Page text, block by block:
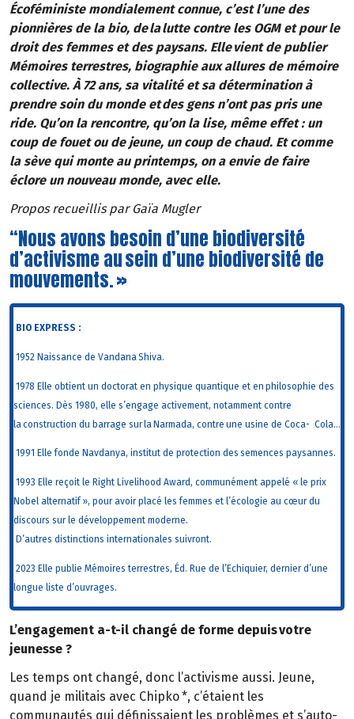
Écoféministe mondialement connue, c’est l’une des
pionnières de la bio, de la lutte contre les OGM et pour le
droit des femmes et des paysans. Elle vient de publier
Mémoires terrestres, biographie aux allures de mémoire
collective. À 72 ans, sa vitalité et sa détermination à
prendre soin du monde et des gens n’ont pas pris une
ride. Qu’on la rencontre, qu’on la lise, même effet : un
coup de fouet ou de jeune, un coup de chaud. Et comme
la sève qui monte au printemps, on a envie de faire
éclore un nouveau monde, avec elle.
Propos recueillis par Gaïa Mugler
“Nous avons besoin d’une biodiversité
d’activisme au sein d’une biodiversité de
mouvements. »
BIO EXPRESS :
1952 Naissance de Vandana Shiva.
1978 Elle obtient un doctorat en physique quantique et en philosophie des
sciences. Dès 1980, elle s’engage activement, notamment contre
la construction du barrage sur la Narmada, contre une usine de Coca- Cola…
1991 Elle fonde Navdanya, institut de protection des semences paysannes.
1993 Elle reçoit le Right Livelihood Award, communément appelé « le prix
Nobel alternatif », pour avoir placé les femmes et l’écologie au cœur du
discours sur le développement moderne.
D’autres distinctions internationales suivront.
2023 Elle publie Mémoires terrestres, Éd. Rue de l’Echiquier, dernier d’une
longue liste d’ouvrages.
L’engagement a-t-il changé de forme depuis votre
jeunesse ?
Les temps ont changé, donc l’activisme aussi. Jeune,
quand je militais avec Chipko *, c’étaient les
communautés qui définissaient les problèmes et s’auto-